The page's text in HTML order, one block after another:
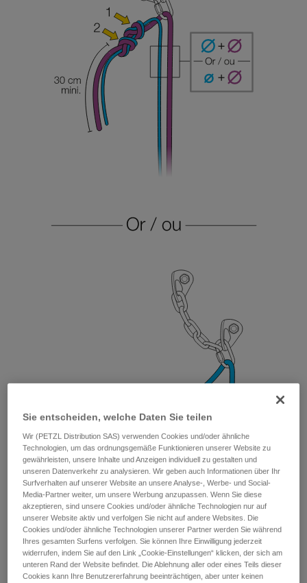
Sie entscheiden, welche Daten Sie teilen
Wir (PETZL Distribution SAS) verwenden Cookies und/oder ähnliche
Technologien, um das ordnungsgemäße Funktionieren unserer Website zu
gewährleisten, unsere Inhalte und Anzeigen individuell zu gestalten und
unseren Datenverkehr zu analysieren. Wir geben auch Informationen über Ihr
Surfverhalten auf unserer Website an unsere Analyse-, Werbe- und Social-
Media-Partner weiter, um unsere Werbung anzupassen. Wenn Sie diese
akzeptieren, sind unsere Cookies und/oder ähnliche Technologien nur auf
unserer Website aktiv und verfolgen Sie nicht auf andere Websites. Die
Cookies und/oder ähnliche Technologien unserer Partner werden Sie während
Ihres gesamten Surfens verfolgen. Sie können Ihre Einwilligung jederzeit
widerrufen, indem Sie auf den Link „Cookie-Einstellungen“ klicken, der sich am
unteren Rand der Website befindet. Die Ablehnung aller oder eines Teils dieser
Cookies kann Ihre Benutzererfahrung beeinträchtigen, aber unter keinen